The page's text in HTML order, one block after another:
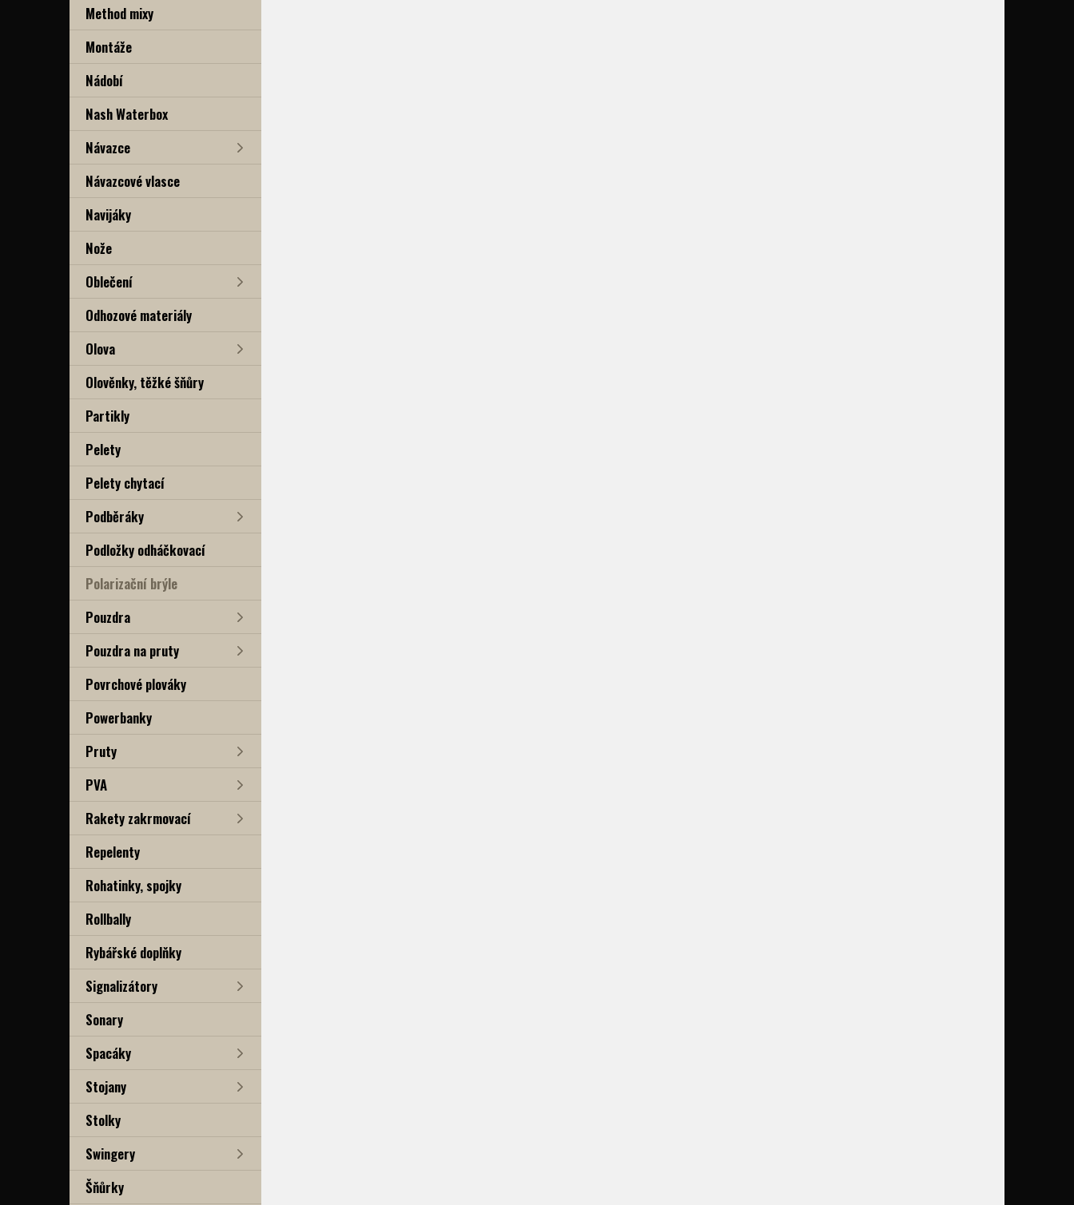
Method mixy
Montáže
Nádobí
Nash Waterbox
Návazce
Návazcové vlasce
Navijáky
Nože
Oblečení
Odhozové materiály
Olova
Olověnky, těžké šňůry
Partikly
Pelety
Pelety chytací
Podběráky
Podložky odháčkovací
Polarizační brýle
Pouzdra
Pouzdra na pruty
Povrchové plováky
Powerbanky
Pruty
PVA
Rakety zakrmovací
Repelenty
Rohatinky, spojky
Rollbally
Rybářské doplňky
Signalizátory
Sonary
Spacáky
Stojany
Stolky
Swingery
Šňůrky